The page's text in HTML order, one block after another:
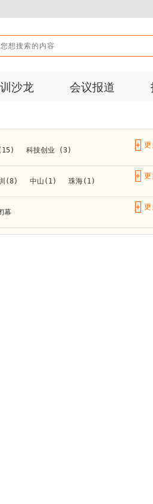
沙龙 会议报道
科技创业 (3)
+
(8) 中山(1) 珠海(1)
+
幕
+